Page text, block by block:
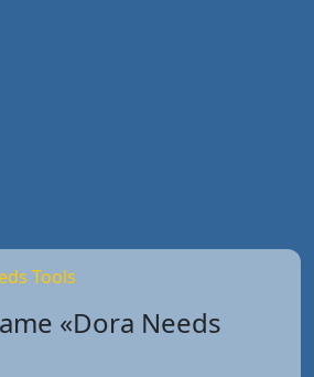
Tools
«Dora Needs